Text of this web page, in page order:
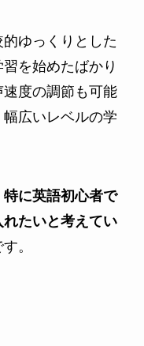
ゆっくりとした
を始めたばかり
度の調節も可能
広いレベルの学
に英語初心者で
たいと考えてい
。